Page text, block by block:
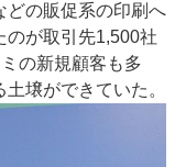
どの販促系の印刷へ
のが取引先1,500社
の新規顧客も多
壌ができていた。